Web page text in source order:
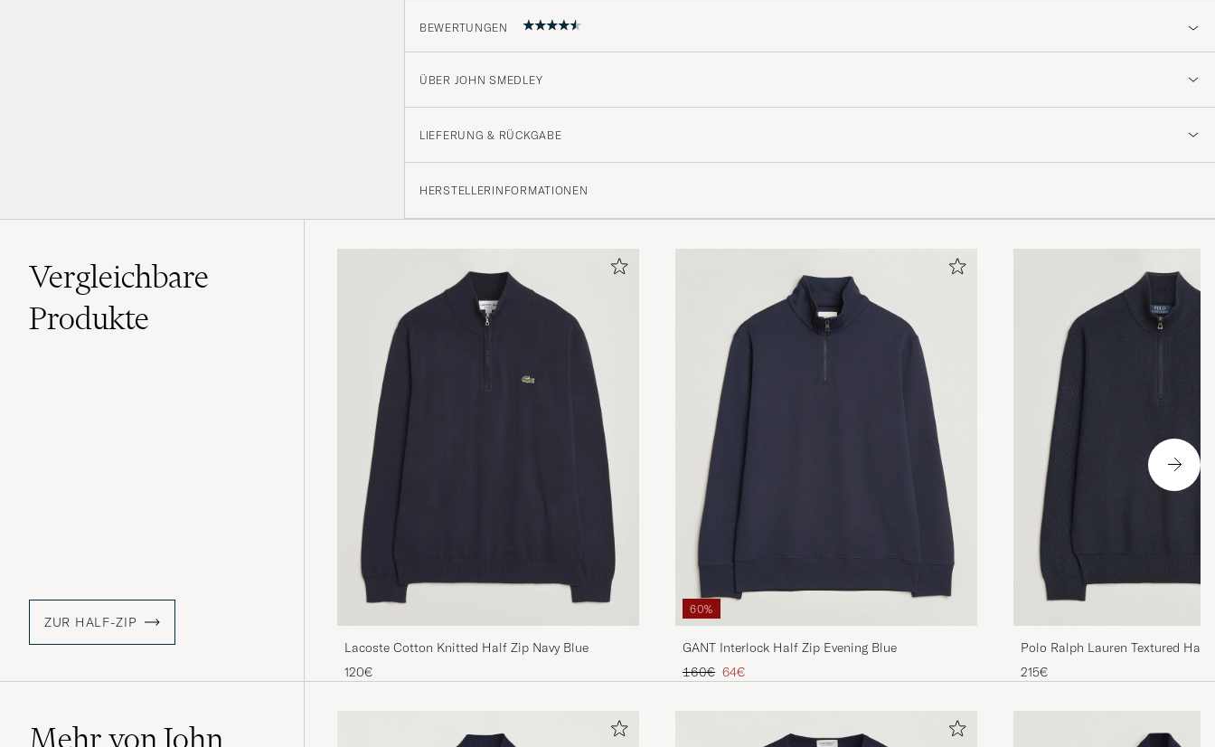
BEWERTUNGEN
otroligt tunnt stickad så håller materialet och även elasticiteten runt
muddarna behåller sin spänst. John Smedley är inte billigt i inköp men
och förändras inte heller.
ÜBER JOHN SMEDLEY
LIEFERUNG & RÜCKGABE
HERSTELLERINFORMATIONEN
Vergleichbare
Produkte
ZUR HALF-ZIP
Lacoste Cotton Knitted Half Zip Navy Blue
120€
60%
GANT Interlock Half Zip Evening Blue
Regulärer Preis
160€ Reduzierter Preis
64€
Polo Ralph Lauren Textured
Heather
215€
Mehr von John